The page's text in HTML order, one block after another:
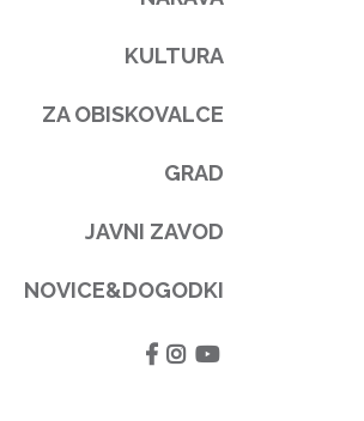
KULTURA
ZA OBISKOVALCE
GRAD
JAVNI ZAVOD
NOVICE&DOGODKI